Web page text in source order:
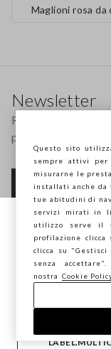
Maglioni rosa da
AIUTO
Newsletter
Ricevi informazioni
promozioni. Per te
Seguici su
Stai navigando
salvare la tua
Questo sito
sempre attivi
misurarne le
installati anche da
tue abitudini di
servizi mirati in
utilizzo serve il
profilazione
clicca su
senza
nostra
Cookie